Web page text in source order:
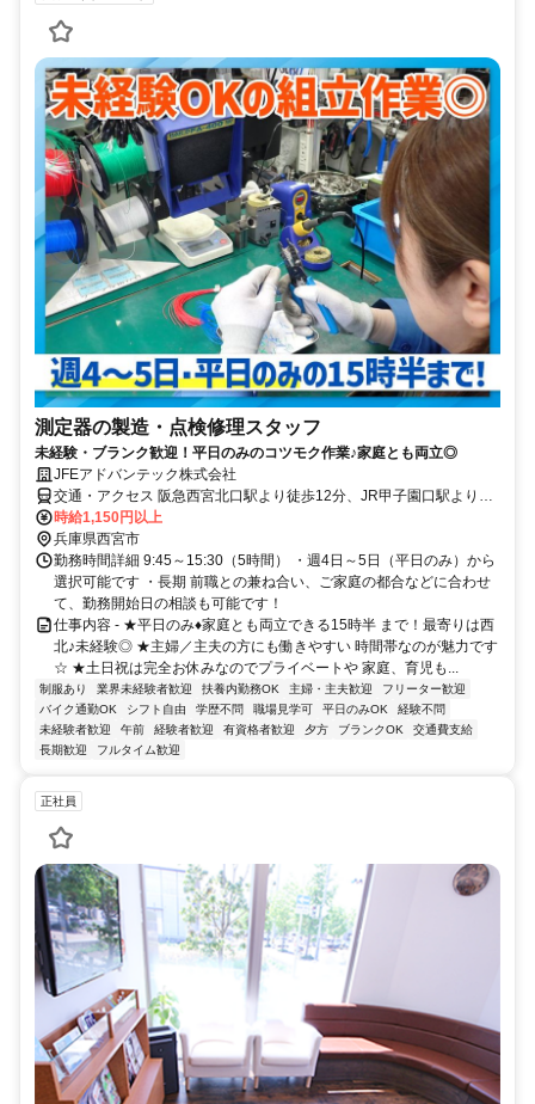
測定器の製造・点検修理スタッフ
未経験・ブランク歓迎！平日のみのコツモク作業♪家庭とも両立◎
JFEアドバンテック株式会社
交通・アクセス 阪急西宮北口駅より徒歩12分、JR甲子園口駅より徒
歩18分
時給1,150円以上
兵庫県西宮市
勤務時間詳細 9:45～15:30（5時間） ・週4日～5日（平日のみ）から
選択可能です ・長期 前職との兼ね合い、ご家庭の都合などに合わせ
て、勤務開始日の相談も可能です！
仕事内容 - ★平日のみ♦家庭とも両立できる15時半 まで！最寄りは西
北♪未経験◎ ★主婦／主夫の方にも働きやすい 時間帯なのが魅力です
☆ ★土日祝は完全お休みなのでプライベートや 家庭、育児も...
制服あり 業界未経験者歓迎 扶養内勤務OK 主婦・主夫歓迎
フリーター歓迎
バイク通勤OK
シフト自由 学歴不問 職場見学可 平日のみOK
経験不問
未経験者歓迎
午前 経験者歓迎 有資格者歓迎 夕方 ブランクOK
交通費支給
長期歓迎
フルタイム歓迎
正社員